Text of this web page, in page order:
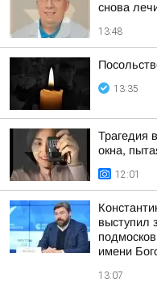
снова
13:48
13:35
Трагедия
окна,
12:01
выступил
имени
13:07